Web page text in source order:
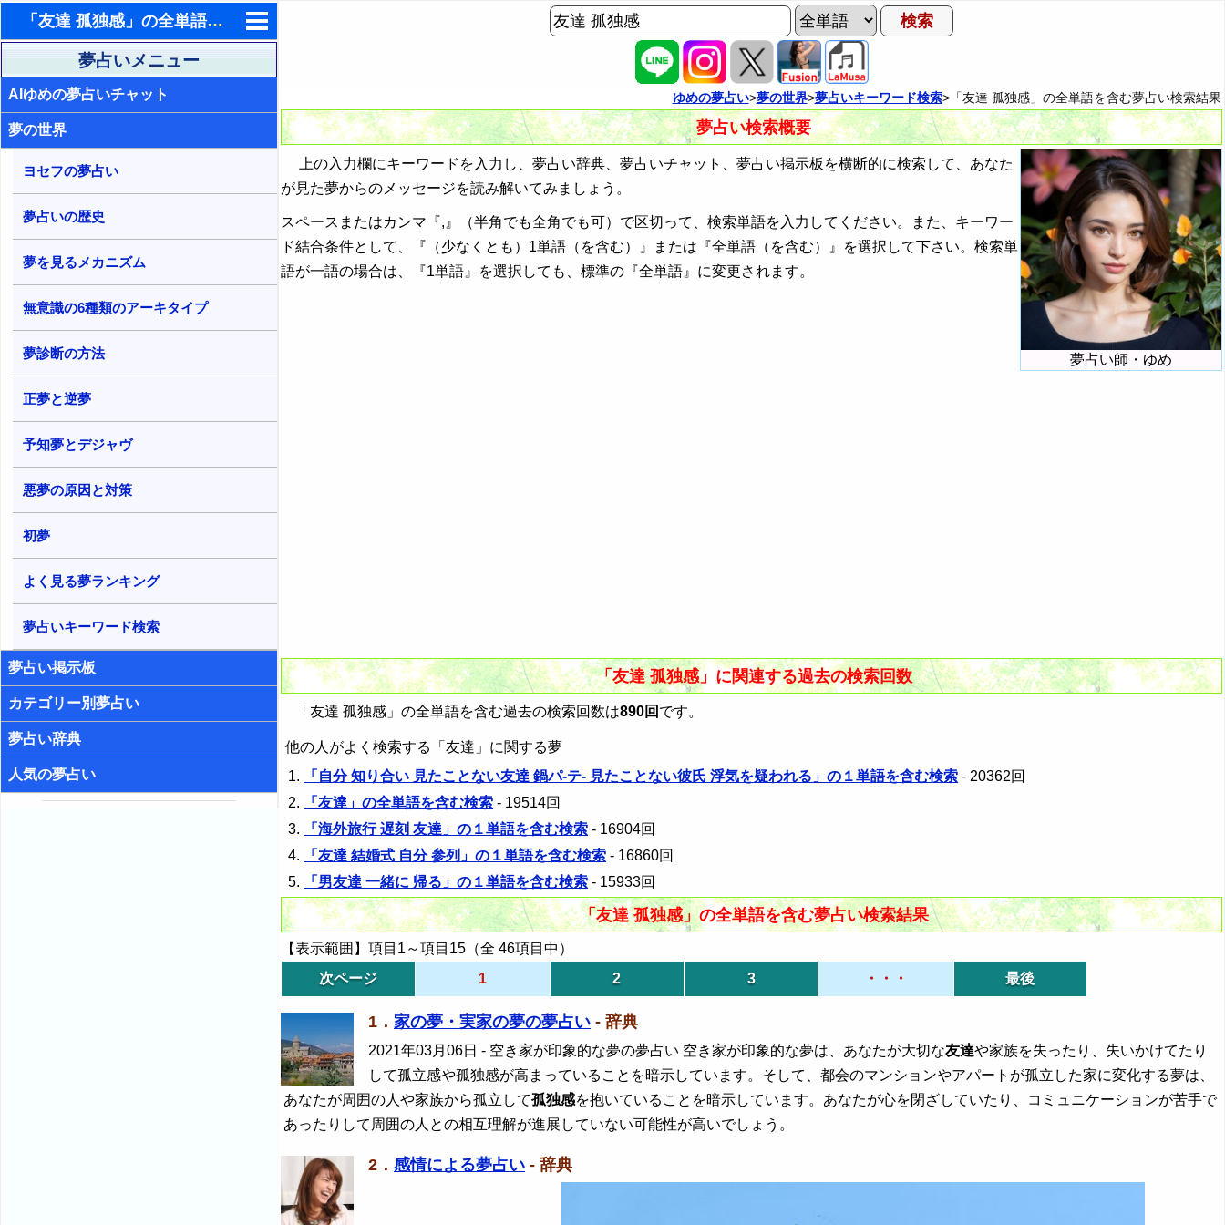
「友達 孤独感」の全単語を含む夢占い検索結果
東洋・西洋占星術
ホラリー占星術
手相占いで未来診断
タロットカードで無料占い
命名の姓名判断
飛星派風水で住宅開運
男と女の心理学と心理テスト
夢占いメニュー
AIゆめの夢占いチャット
夢の世界
ヨセフの夢占い
夢占いの歴史
夢を見るメカニズム
無意識の6種類のアーキタイプ
夢診断の方法
正夢と逆夢
予知夢とデジャヴ
悪夢の原因と対策
初夢
よく見る夢ランキング
夢占いキーワード検索
夢占い掲示板
カテゴリー別夢占い
夢占い辞典
人気の夢占い
ゆめの夢占い>夢の世界>夢占いキーワード検索>「友達 孤独感」の全単語を含む夢占い検索結果
夢占い検索概要
夢占い師・ゆめ
上の入力欄にキーワードを入力し、夢占い辞典、夢占いチャット、夢占い掲示板を横断的に検索して、あなた
が見た夢からのメッセージを読み解いてみましょう。
スペースまたはカンマ『,』（半角でも全角でも可）で区切って、検索単語を入力してください。また、キーワー
ド結合条件として、『（少なくとも）1単語（を含む）』または『全単語（を含む）』を選択して下さい。検索単
語が一語の場合は、『1単語』を選択しても、標準の『全単語』に変更されます。
「友達 孤独感」に関連する過去の検索回数
「友達 孤独感」の全単語を含む過去の検索回数は890回 です。
他の人がよく検索する「友達」に関する夢
「自分 知り合い 見たことない友達 鍋パ-テ- 見たことない彼氏 浮気を疑われる」の１単語を含む検索 - 20362回
「友達」の全単語を含む検索 - 19514回
「海外旅行 遅刻 友達」の１単語を含む検索 - 16904回
「友達 結婚式 自分 参列」の１単語を含む検索 - 16860回
「男友達 一緒に 帰る」の１単語を含む検索 - 15933回
「友達 孤独感」の全単語を含む夢占い検索結果
【表示範囲】項目1～項目15（全 46項目中）
次ページ
1 2 3 ・・・ 最後
1． 家の夢・実家の夢の夢占い - 辞典
2021年03月06日 - 空き家が印象的な夢の夢占い 空き家が印象的な夢は、あなたが大切な友達や家族を失ったり、失いかけてたり
して孤立感や孤独感が高まっていることを暗示しています。そして、都会のマンションやアパートが孤立した家に変化する夢は、
あなたが周囲の人や家族から孤立して孤独感を抱いていることを暗示しています。あなたが心を閉ざしていたり、コミュニケーションが苦手で
あったりして周囲の人との相互理解が進展していない可能性が高いでしょう。
2． 感情による夢占い - 辞典